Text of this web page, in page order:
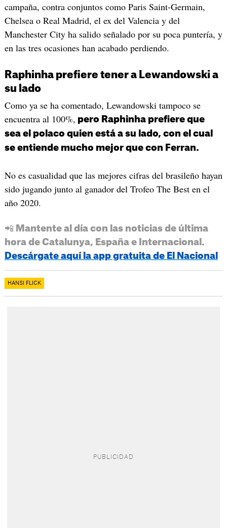
campaña, contra conjuntos como Paris Saint-Germain,
Chelsea o Real Madrid, el ex del Valencia y del
Manchester City ha salido señalado por su poca puntería, y
en las tres ocasiones han acabado perdiendo.
Raphinha prefiere tener a Lewandowski a
su lado
Como ya se ha comentado, Lewandowski tampoco se
encuentra al 100%, pero Raphinha prefiere que
sea el polaco quien está a su lado, con el cual
se entiende mucho mejor que con Ferran.
No es casualidad que las mejores cifras del brasileño hayan
sido jugando junto al ganador del Trofeo The Best en el
año 2020.
📲 Mantente al día con las noticias de última
hora de Catalunya, España e Internacional.
Descárgate aquí la app gratuita de El Nacional
HANSI FLICK